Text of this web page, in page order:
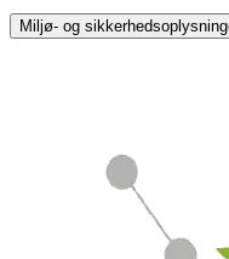
Miljø- og